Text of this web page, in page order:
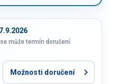
7.9.2026
může termín doručení
Možnosti doručení